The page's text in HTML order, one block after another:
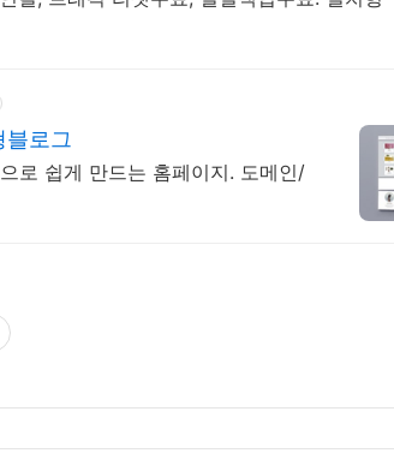
블로그
로 쉽게 만드는 홈페이지. 도메인/